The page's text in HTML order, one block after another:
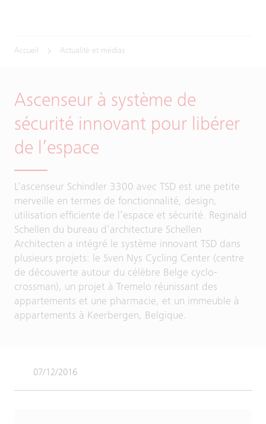
Accueil Actualité et médias
Ascenseur à système de
sécurité innovant pour libérer
de l’espace
L’ascenseur Schindler 3300 avec TSD est une petite
merveille en termes de fonctionnalité, design,
utilisation efficiente de l’espace et sécurité. Reginald
Schellen du bureau d’architecture Schellen
Architecten a intégré le système innovant TSD dans
plusieurs projets: le Sven Nys Cycling Center (centre
de découverte autour du célèbre Belge cyclo-
crossman), un projet à Tremelo réunissant des
appartements et une pharmacie, et un immeuble à
appartements à Keerbergen, Belgique.
07/12/2016